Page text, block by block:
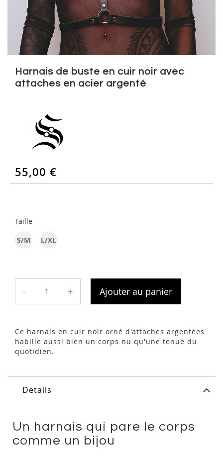
the
beginning
gallery
Harnais de buste en cuir noir avec
attaches en acier argenté
55,00 €
Taille
S/M
L/XL
- + Ajouter au panier
Ce harnais en cuir noir orné d'attaches argentées
habille aussi bien un corps nu qu'une tenue du
quotidien.
Details
Un harnais qui pare le corps
comme un bijou